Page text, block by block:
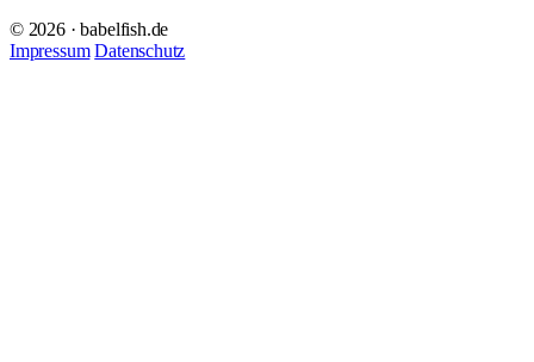
© 2026 · babelfish.de
Impressum Datenschutz